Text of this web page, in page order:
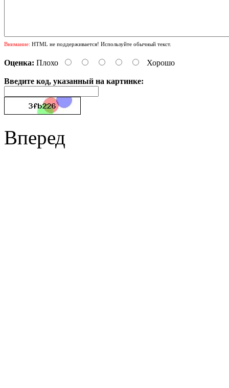
Внимание: HTML не поддерживается! Используйте обычный текст.
Оценка: Плохо Хорошо
Введите код, указанный на картинке:
Вперед